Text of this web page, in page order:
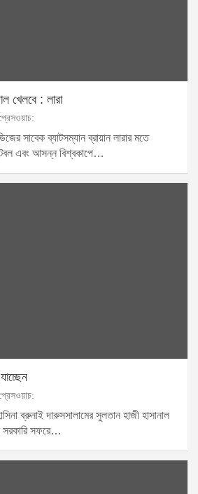
খেলবে : লারা
সাবেক ব্যাটসম্যান ব্রায়ান লারার মতে
এবং আসন্ন বিশ্বকাপে…
ব্রুনাই দারুসসালামের সুলতান হাজী হাসানাল
সরকারি সফরে…